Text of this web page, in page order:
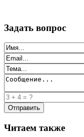
Задать вопрос
Читаем также